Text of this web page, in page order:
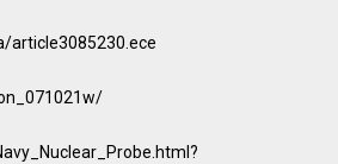
article3085230.ece